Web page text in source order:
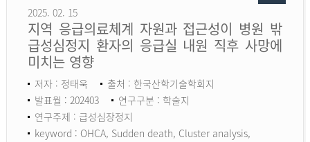
2025. 02. 15
지역 응급의료체계 자원과 접근성이 병원 밖
급성심정지 환자의 응급실 내원 직후 사망에
미치는 영향
저자 : 정태욱
출처 : 한국산학기술학회지
발표월 : 202403
연구구분 : 학술지
연구주제 : 급성심장정지
keyword : OHCA, Sudden death, Cluster analysis,